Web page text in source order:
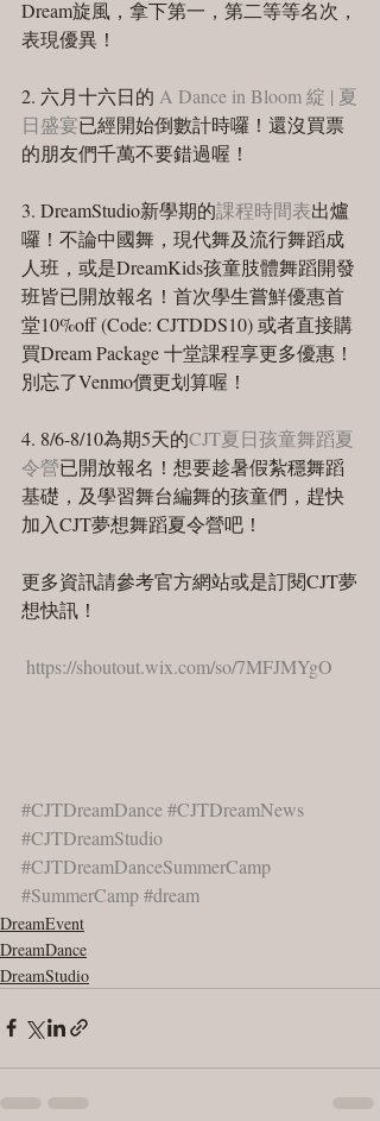
Dream旋風，拿下第一，第二等等名次，
表現優異！
2. 六月十六日的 A Dance in Bloom 綻 | 夏
日盛宴已經開始倒數計時囉！還沒買票
的朋友們千萬不要錯過喔！
3. DreamStudio新學期的課程時間表出爐
囉！不論中國舞，現代舞及流行舞蹈成
人班，或是DreamKids孩童肢體舞蹈開發
班皆已開放報名！首次學生嘗鮮優惠首
堂10%off (Code: CJTDDS10) 或者直接購
買Dream Package 十堂課程享更多優惠！
別忘了Venmo價更划算喔！
4. 8/6-8/10為期5天的CJT夏日孩童舞蹈夏
令營已開放報名！想要趁暑假紮穩舞蹈
基礎，及學習舞台編舞的孩童們，趕快
加入CJT夢想舞蹈夏令營吧！
更多資訊請參考官方網站或是訂閱CJT夢
想快訊！
https://shoutout.wix.com/so/7MFJMYgO
#CJTDreamDance#CJTDreamNews
#CJTDreamStudio
#CJTDreamDanceSummerCamp
#SummerCamp#dream
DreamEvent
DreamDance
DreamStudio